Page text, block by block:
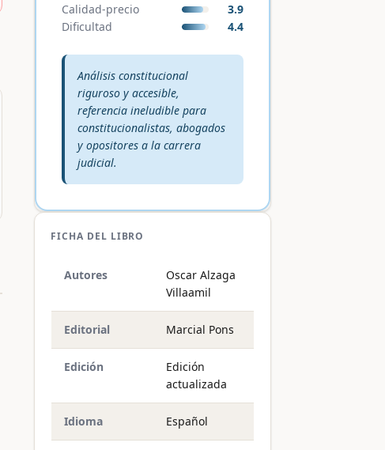
Calidad-precio
3.9
Dificultad
4.4
Veredicto editorial:
Análisis constitucional
riguroso y accesible,
referencia ineludible para
constitucionalistas, abogados
y opositores a la carrera
judicial.
FICHA DEL LIBRO
Autores
Oscar Alzaga
Villaamil
Editorial Marcial Pons
Edición
Edición
actualizada
Idioma Español